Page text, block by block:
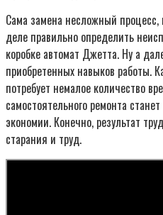
Сама замена несложный процесс,
деле правильно определить
коробке автомат Джетта. Ну а
приобретенных навыков работы.
потребует немалое количество
самостоятельного ремонта
экономии. Конечно, результат
старания и труд.